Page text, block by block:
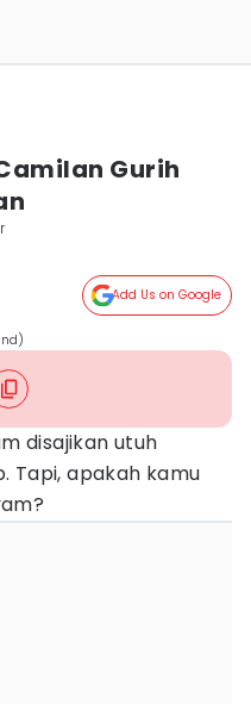
Gurih
Add Us on Google
disajikan utuh
Tapi, apakah kamu